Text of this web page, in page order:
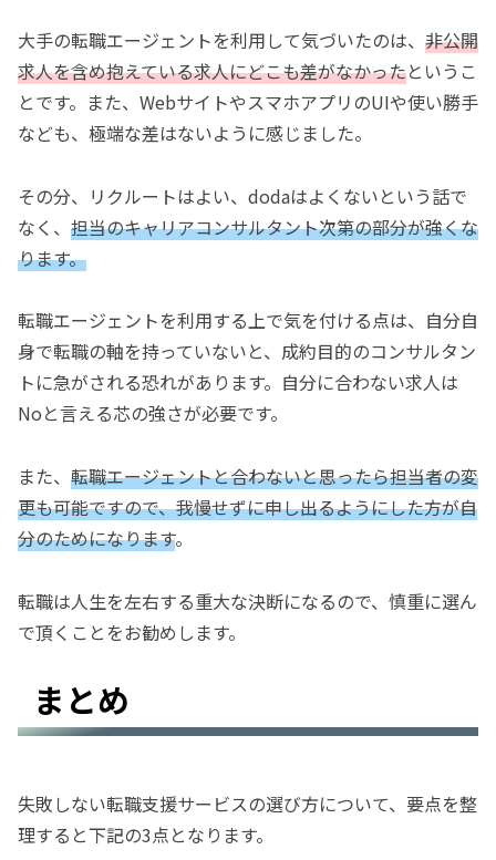
大手の転職エージェントを利用して気づいたのは、 非公開
求人を含め抱えている求人にどこも差がなかったというこ
とです。また、WebサイトやスマホアプリのUIや使い勝手
なども、極端な差はないように感じました。
その分、リクルートはよい、dodaはよくないという話で
なく、 担当のキャリアコンサルタント次第の部分が強くな
ります。
転職エージェントを利用する上で気を付ける点は、自分自
身で転職の軸を持っていないと、成約目的のコンサルタン
トに急がされる恐れがあります。自分に合わない求人は
Noと言える芯の強さが必要です。
また、 転職エージェントと合わないと思ったら担当者の変
更も可能ですので、我慢せずに申し出るようにした方が自
分のためになります。
転職は人生を左右する重大な決断になるので、慎重に選ん
で頂くことをお勧めします。
まとめ
失敗しない転職支援サービスの選び方について、要点を整
理すると下記の3点となります。